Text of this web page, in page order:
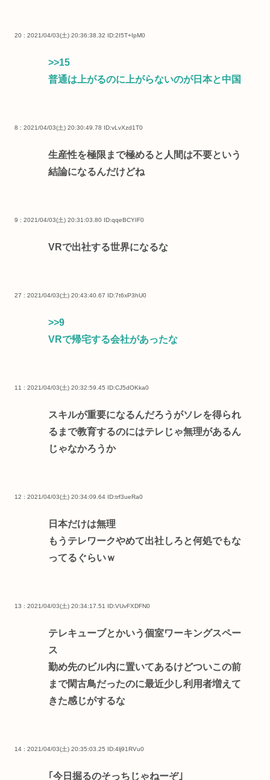
20 : 2021/04/03(土) 20:36:38.32 ID:2I5T+IpM0
>>15
普通は上がるのに上がらないのが日本と中国
8 : 2021/04/03(土) 20:30:49.78 ID:vLvXzd1T0
生産性を極限まで極めると人間は不要という
結論になるんだけどね
9 : 2021/04/03(土) 20:31:03.80 ID:qqeBCYIF0
VRで出社する世界になるな
27 : 2021/04/03(土) 20:43:40.67 ID:7t6xP3hU0
>>9
VRで帰宅する会社があったな
11 : 2021/04/03(土) 20:32:59.45 ID:CJ5dOKka0
スキルが重要になるんだろうがソレを得られ
るまで教育するのにはテレじゃ無理があるん
じゃなかろうか
12 : 2021/04/03(土) 20:34:09.64 ID:trf3ueRa0
日本だけは無理
もうテレワークやめて出社しろと何処でもな
ってるぐらいｗ
13 : 2021/04/03(土) 20:34:17.51 ID:VUvFXDFN0
テレキューブとかいう個室ワーキングスペー
ス
勤め先のビル内に置いてあるけどついこの前
まで閑古鳥だったのに最近少し利用者増えて
きた感じがするな
14 : 2021/04/03(土) 20:35:03.25 ID:4lj91RVu0
｢今日掘るのそっちじゃねーぞ｣